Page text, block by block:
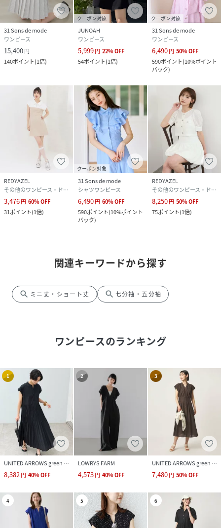
31 Sons de mode
ワンピース
15,400円
140ポイント(1倍)
クーポン対象
JUNOAH
ワンピース
5,999円 22%OFF
54ポイント(1倍)
クーポン対象
31 Sons de mode
ワンピース
6,490円 50%OFF
590ポイント(10%ポイント
バック)
REDYAZEL
その他のワンピース・ドレス
3,476円 60%OFF
31ポイント(1倍)
クーポン対象
31 Sons de mode
シャツワンピース
6,490円 60%OFF
590ポイント(10%ポイント
バック)
REDYAZEL
その他のワンピース・ドレス
8,250円 50%OFF
75ポイント(1倍)
関連キーワードから探す
search ミニ丈・ショート丈 search 七分袖・五分袖
ワンピースのランキング
1
UNITED ARROWS green label relaxing
8,382円 40%OFF
2
LOWRYS FARM
4,573円 40%OFF
3
UNITED ARROWS green label relaxing
7,480円 50%OFF
4 5 6